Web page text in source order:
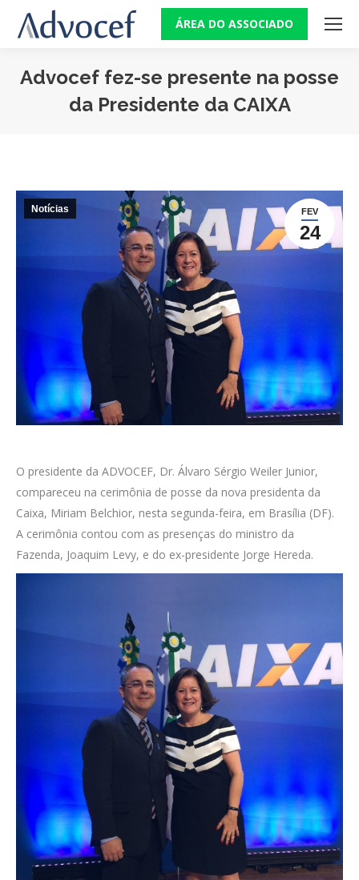
ÁREA DO ASSOCIADO
Advocef fez-se presente na posse
da Presidente da CAIXA
FEV
24
Notícias
O presidente da ADVOCEF, Dr. Álvaro Sérgio Weiler Junior,
compareceu na cerimônia de posse da nova presidenta da
Caixa, Miriam Belchior, nesta segunda-feira, em Brasília (DF).
A cerimônia contou com as presenças do ministro da
Fazenda, Joaquim Levy, e do ex-presidente Jorge Hereda.